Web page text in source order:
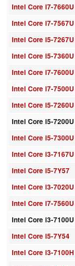
Intel Core i7-7660U
Intel Core i7-7567U
Intel Core i5-7267U
Intel Core i5-7360U
Intel Core i7-7600U
Intel Core i7-7500U
Intel Core i5-7260U
Intel Core i5-7200U
Intel Core i5-7300U
Intel Core i3-7167U
Intel Core i5-7Y57
Intel Core i3-7020U
Intel Core i7-7560U
Intel Core i3-7100U
Intel Core i5-7Y54
Intel Core i3-7100H